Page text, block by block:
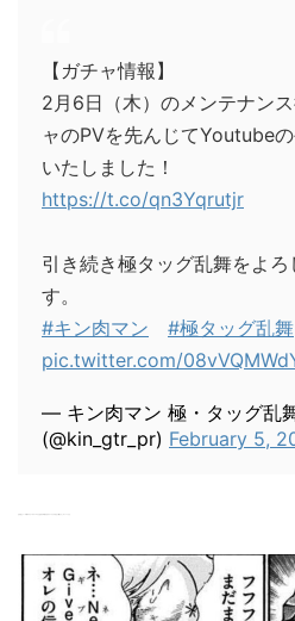
【ガチャ情報】
2月6日（木）のメンテナン
ャのPVを先んじてYoutube
いたしました！
https://t.co/qn3Yqrutjr
引き続き極タッグ乱舞をよろ
す。
#キン肉マン
#極タッグ乱舞
pic.twitter.com/
— キン肉マン 極・タッグ乱
(@kin_gtr_pr) February 5,